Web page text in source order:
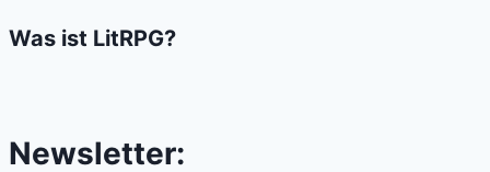
Was ist LitRPG?
Newsletter: